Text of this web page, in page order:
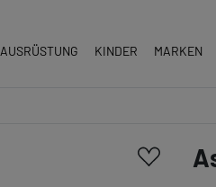
AUSRÜSTUNG KINDER MARKEN